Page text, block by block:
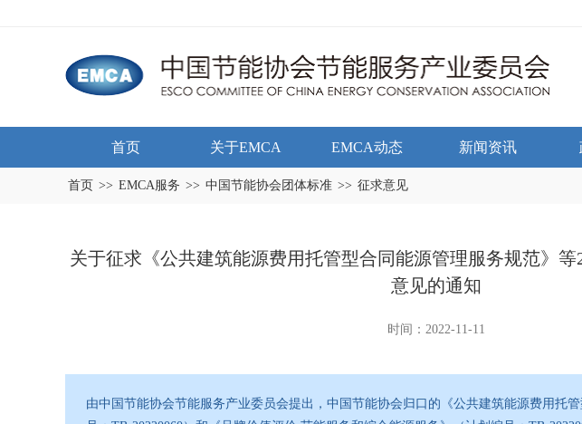
首页 关于EMCA EMCA动态 新闻资讯
首页 >> EMCA服务 >> 中国节能协会团体标准 >> 征求意见
关于征求《公共建筑能源费用托管型合同能源管理服务规范》等
意见的通知
时间：2022-11-11
由中国节能协会节能服务产业委员会提出，中国节能协会归口的《公共建筑能源费用托